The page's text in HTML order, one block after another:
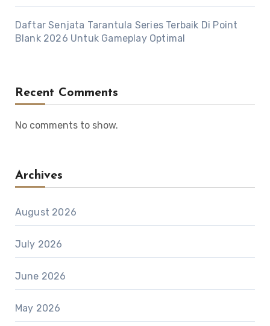
Daftar Senjata Tarantula Series Terbaik Di Point
Blank 2026 Untuk Gameplay Optimal
Recent Comments
No comments to show.
Archives
August 2026
July 2026
June 2026
May 2026